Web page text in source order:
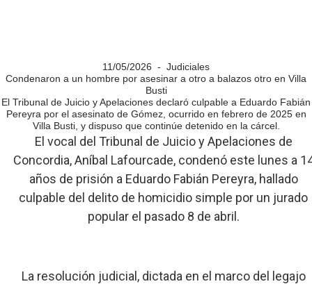
11/05/2026 - Judiciales
Condenaron a un hombre por asesinar a otro a balazos otro en Villa
Busti
El Tribunal de Juicio y Apelaciones declaró culpable a Eduardo Fabián
Pereyra por el asesinato de Gómez, ocurrido en febrero de 2025 en
Villa Busti, y dispuso que continúe detenido en la cárcel.
El vocal del Tribunal de Juicio y Apelaciones de
Concordia, Aníbal Lafourcade, condenó este lunes a
años de prisión a Eduardo Fabián Pereyra, hallado
culpable del delito de homicidio simple por un jurado
popular el pasado 8 de abril.
La resolución judicial, dictada en el marco del legajo